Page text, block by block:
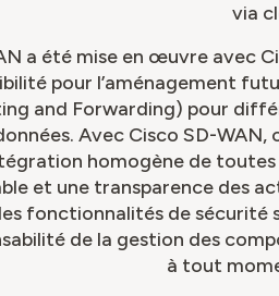
via
a été mise en œuvre avec
pour l’aménagement
and Forwarding) pour
Avec Cisco SD-
homogène de toutes
et une transparence des
fonctionnalités de
de la gestion des
à tout